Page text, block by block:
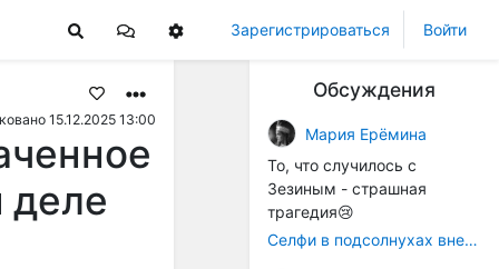
Зарегистрироваться Войти
15.12.2025 13:00
деле
Обсуждения
Мария Ерёмина
То, что случилось с
Зезиным - страшная
трагедия😢
Селфи в подсолнухах вне закона: За проникновение на сельхозземли без разрешения хотят штрафовать